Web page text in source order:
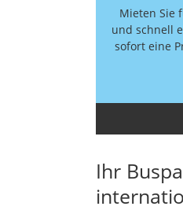
Mieten Sie
und schnell
sofort eine
Ihr